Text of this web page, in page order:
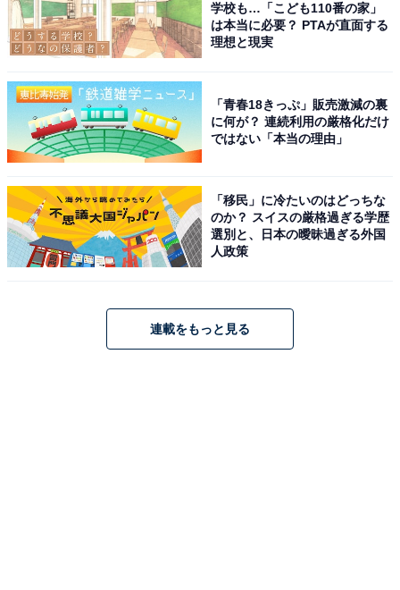
学校も…「こども110番の家」
は本当に必要？ PTAが直面する
理想と現実
「青春18きっぷ」販売激減の裏
に何が？ 連続利用の厳格化だけ
ではない「本当の理由」
「移民」に冷たいのはどっちな
のか？ スイスの厳格過ぎる学歴
選別と、日本の曖昧過ぎる外国
人政策
連載をもっと見る